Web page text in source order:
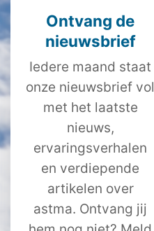
Ontvang de
nieuwsbrief
Iedere maand staat
onze nieuwsbrief vol
met het laatste
nieuws,
ervaringsverhalen
en verdiepende
artikelen over
astma. Ontvang jij